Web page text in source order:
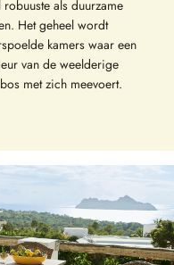
als duurzame
Het geheel wordt
kamers waar een
van de weelderige
met zich meevoert.